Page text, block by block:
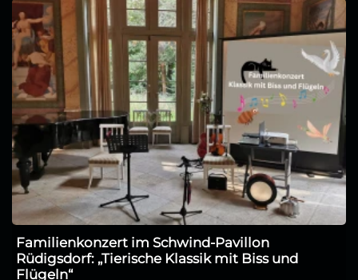
Familienkonzert im Schwind-Pavillon
Rüdigsdorf: „Tierische Klassik mit Biss und
Flügeln“